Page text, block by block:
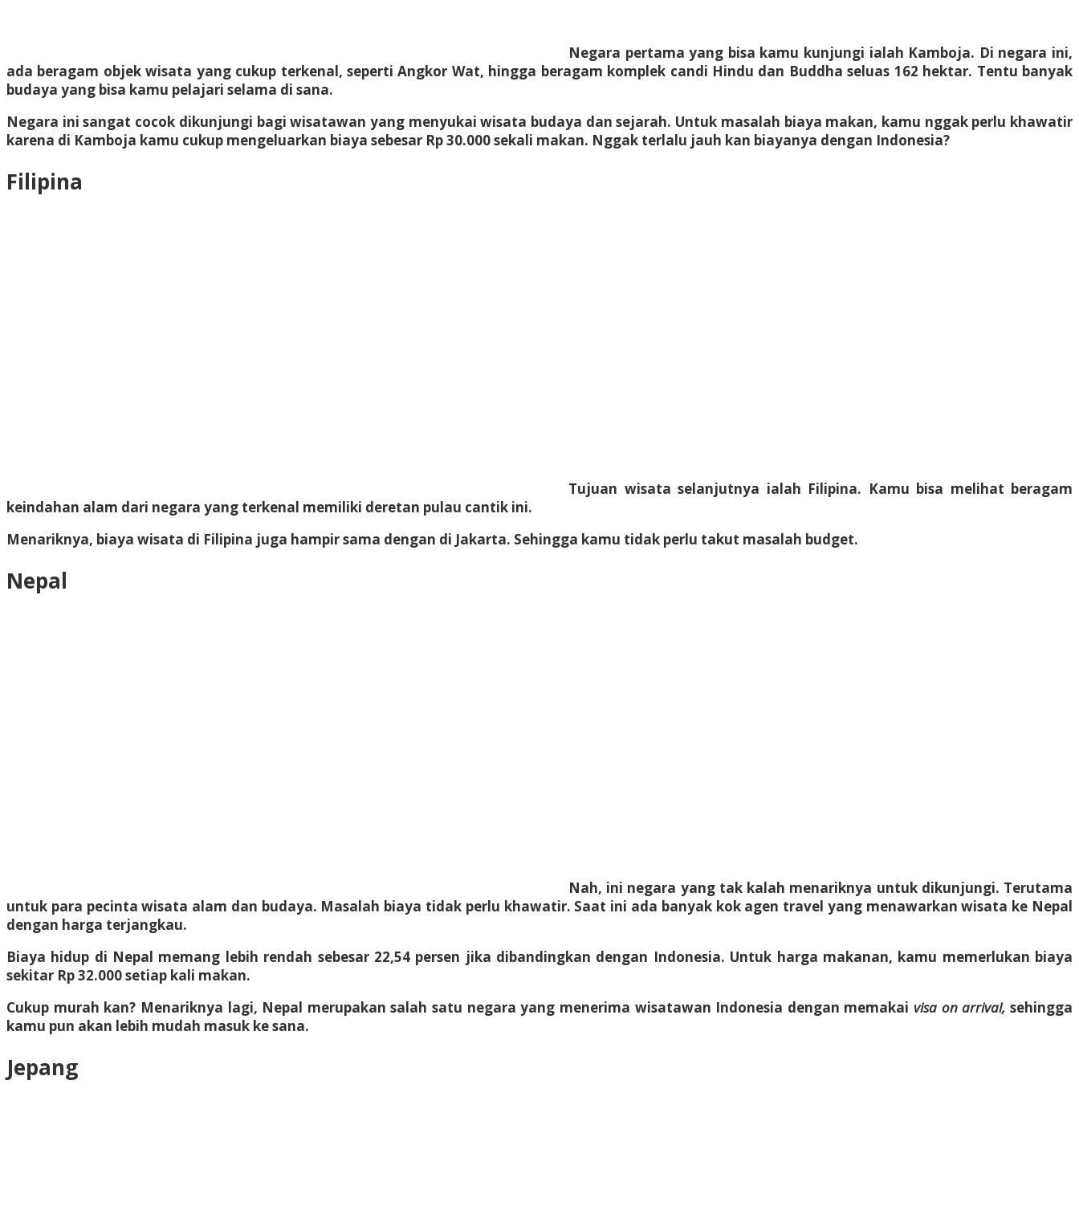
Negara pertama yang bisa kamu kunjungi ialah Kamboja. Di negara ini,
ada beragam objek wisata yang cukup terkenal, seperti Angkor Wat, hingga beragam komplek candi Hindu dan Buddha seluas 162 hektar. Tentu banyak
budaya yang bisa kamu pelajari selama di sana.
Negara ini sangat cocok dikunjungi bagi wisatawan yang menyukai wisata budaya dan sejarah. Untuk masalah biaya makan, kamu nggak perlu khawatir
karena di Kamboja kamu cukup mengeluarkan biaya sebesar Rp 30.000 sekali makan. Nggak terlalu jauh kan biayanya dengan Indonesia?
Filipina
Tujuan wisata selanjutnya ialah Filipina. Kamu bisa melihat beragam
keindahan alam dari negara yang terkenal memiliki deretan pulau cantik ini.
Menariknya, biaya wisata di Filipina juga hampir sama dengan di Jakarta. Sehingga kamu tidak perlu takut masalah budget.
Nepal
Nah, ini negara yang tak kalah menariknya untuk dikunjungi. Terutama
untuk para pecinta wisata alam dan budaya. Masalah biaya tidak perlu khawatir. Saat ini ada banyak kok agen travel yang menawarkan wisata ke Nepal
dengan harga terjangkau.
Biaya hidup di Nepal memang lebih rendah sebesar 22,54 persen jika dibandingkan dengan Indonesia. Untuk harga makanan, kamu memerlukan biaya
sekitar Rp 32.000 setiap kali makan.
Cukup murah kan? Menariknya lagi, Nepal merupakan salah satu negara yang menerima wisatawan Indonesia dengan memakaivisa on arrival,sehingga
kamu pun akan lebih mudah masuk ke sana.
Jepang